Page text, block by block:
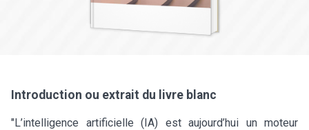
Introduction ou extrait du livre blanc
"L’intelligence artificielle (IA) est aujourd’hui un moteur